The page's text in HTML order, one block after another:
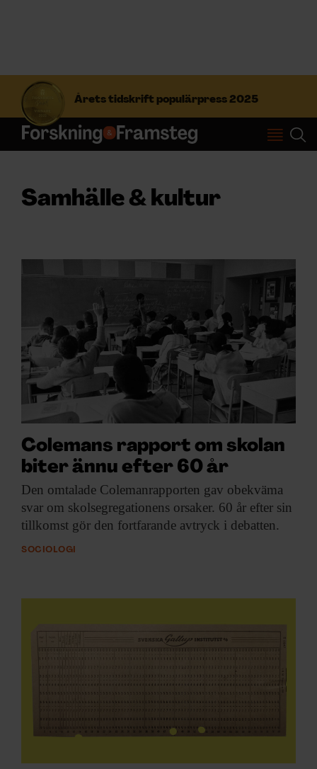
Årets tidskrift populärpress 2025
S
f
t
:
Prenumerera
ARKIV & E-TIDNING
LYSSNA/PODD
EVENEMANG & RESOR
SHOP
KONTAKTA F&F
SKRIV I F&F
PRENUMERERA PÅ F&F
Samhälle & kultur
Colemans rapport om skolan
biter ännu efter 60 år
Den omtalade Colemanrapporten gav obekväma
svar om skolsegregationens orsaker. 60 år efter sin
tillkomst gör den fortfarande avtryck i debatten.
SOCIOLOGI